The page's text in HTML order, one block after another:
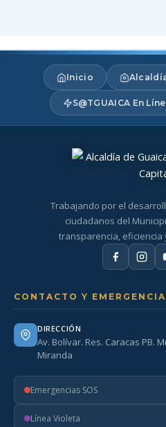
Inicio
S@TGUAICA En
Trabajando por el
ciudadanos del
transparencia, eficiencia
CONTACTO Y
DIRECCIÓN
Av. Bolívar. Res. Caracas PB.
Miranda
Emergencias SOS
Línea Violeta